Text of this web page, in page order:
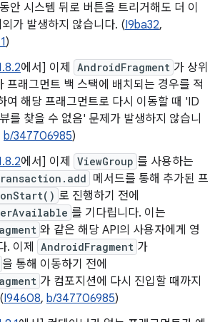
안 시스템 뒤로 버튼을 트리거해도 더 이
가 발생하지 않습니다. (I9ba32,
)
에서] 이제 AndroidFragment 가 상위
프래그먼트 백 스택에 배치되는 경우를 적
여 해당 프래그먼트로 다시 이동할 때 'ID
를 찾을 수 없음' 문제가 발생하지 않습니
b/347706985)
에서] 이제 ViewGroup 를 사용하는
메서드를 통해 추가된 프
onStart() 로 진행하기 전에
를 기다립니다. 이는
와 같은 해당 API의 사용자에게 영
. 이제
AndroidFragment 가
을 통해 이동하기 전에
가 컴포지션에 다시 진입할 때까지
I94608, b/347706985)